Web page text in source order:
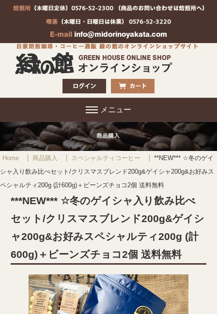
メニュー
Home 商品購入 スペシャルティコーヒー
**NEW*** ☆冬のゲイ
シャ入り飲み比べセット/クリスマスブレンド200g&ゲイシャ200g&お好みス
ペシャルティ200g (計600g)＋ビーンズチョコ2個 送料無料
***NEW*** ☆冬のゲイシャ入り飲み比べ
セット/クリスマスブレンド200g&ゲイシ
ャ200g&お好みスペシャルティ200g (計
600g)＋ビーンズチョコ2個 送料無料